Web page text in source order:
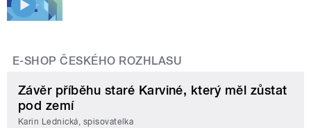
E-SHOP ČESKÉHO ROZHLASU
Závěr příběhu staré Karviné, který měl zůstat
pod zemí
Karin Lednická, spisovatelka